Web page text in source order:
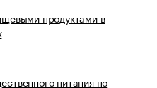
продуктами в
питания по